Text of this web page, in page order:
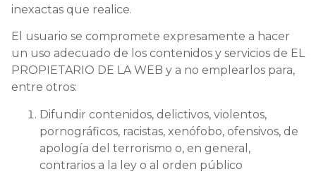
inexactas que realice.
El usuario se compromete expresamente a hacer
un uso adecuado de los contenidos y servicios de EL
PROPIETARIO DE LA WEB y a no emplearlos para,
entre otros:
Difundir contenidos, delictivos, violentos,
pornográficos, racistas, xenófobo, ofensivos, de
apología del terrorismo o, en general,
contrarios a la ley o al orden público